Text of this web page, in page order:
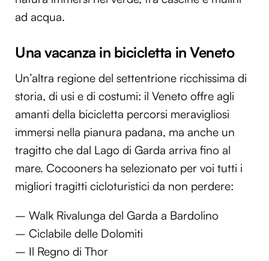
ad acqua.
Una vacanza in bicicletta in Veneto
Un’altra regione del settentrione ricchissima di
storia, di usi e di costumi: il Veneto offre agli
amanti della bicicletta percorsi meravigliosi
immersi nella pianura padana, ma anche un
tragitto che dal Lago di Garda arriva fino al
mare. Cocooners ha selezionato per voi tutti i
migliori tragitti cicloturistici da non perdere:
– Walk Rivalunga del Garda a Bardolino
– Ciclabile delle Dolomiti
– Il Regno di Thor